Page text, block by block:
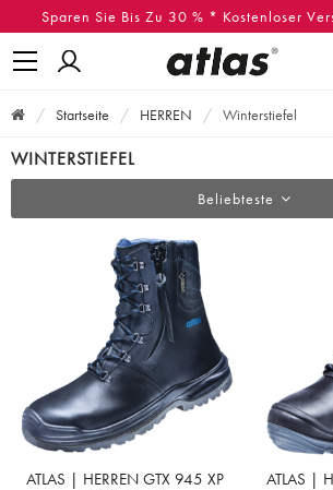
Sparen Sie Bis Zu 30 % * Kostenloser
Startseite HERREN Winterstiefel
WINTERSTIEFEL
Beliebteste
ATLAS | HERREN GTX 945 XP
ATLAS |